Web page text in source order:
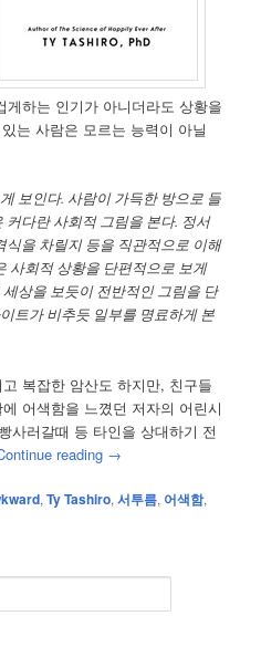
하는 인기가 아니더라도 상황을
는 사람은 모르는 능력이 아닐
보인다. 사람이 가득한 방으로 들
다란 사회적 그림을 본다. 정서
식을 차릴지 등을 직관적으로 이해
사회적 상황을 단편적으로 보게
상을 보듯이 전반적인 그림을 단
트가 비추듯 일부를 명료하게 본
복잡한 암산도 하지만, 친구들
어색함을 느꼈던 저자의 어린시
사러갈때 등 타인을 상대하기 전
reading →
,Ty Tashiro,서투름, 어색함,